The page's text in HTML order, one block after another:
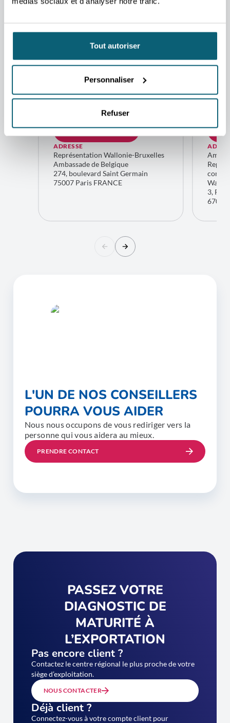
Tout autoriser
Personnaliser
Refuser
vos questions.
Patrice
Conseiller
économique et
commercial
CONTACTEZ-MOI
ADRESSE
Représentation Wallonie-Bruxelles
Ambassade de Belgique
274, boulevard Saint Germain
75007 Paris FRANCE
3,
67000
L'UN DE NOS CONSEILLERS
POURRA VOUS AIDER
Nous nous occupons de vous rediriger vers la
personne qui vous aidera au mieux.
PRENDRE CONTACT
PASSEZ VOTRE
DIAGNOSTIC DE
MATURITÉ À
L’EXPORTATION
Pas encore client ?
Contactez le centre régional le plus proche de votre
siège d’exploitation.
NOUS CONTACTER
Déjà client ?
Connectez-vous à votre compte client pour